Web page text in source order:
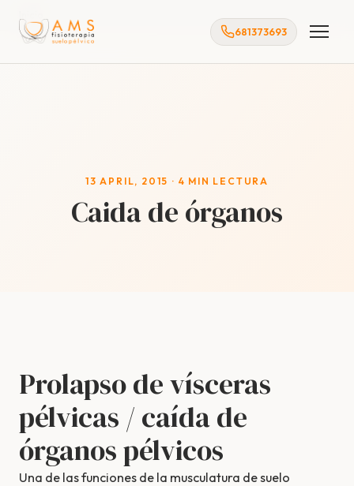
681373693
13 APRIL, 2015 · 4 MIN LECTURA
Caida de órganos
Prolapso de vísceras
pélvicas / caída de
órganos pélvicos
Una de las funciones de la musculatura de suelo